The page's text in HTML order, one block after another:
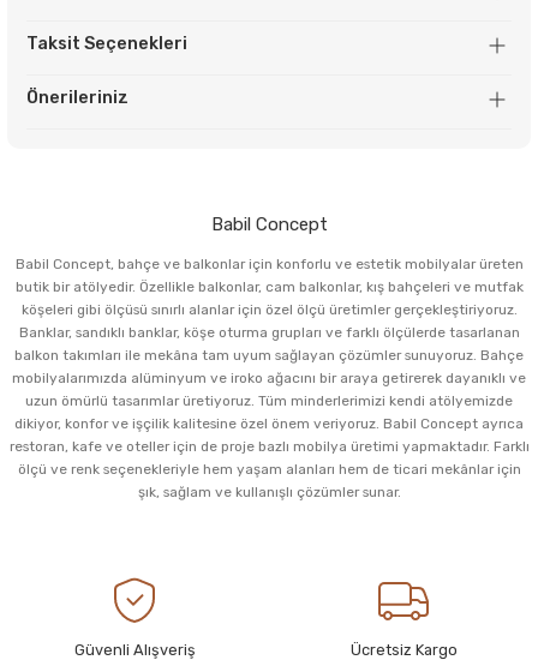
Taksit Seçenekleri
Önerileriniz
Babil Concept
Babil Concept, bahçe ve balkonlar için konforlu ve estetik mobilyalar üreten
butik bir atölyedir. Özellikle balkonlar, cam balkonlar, kış bahçeleri ve mutfak
köşeleri gibi ölçüsü sınırlı alanlar için özel ölçü üretimler gerçekleştiriyoruz.
Banklar, sandıklı banklar, köşe oturma grupları ve farklı ölçülerde tasarlanan
balkon takımları ile mekâna tam uyum sağlayan çözümler sunuyoruz. Bahçe
mobilyalarımızda alüminyum ve iroko ağacını bir araya getirerek dayanıklı ve
uzun ömürlü tasarımlar üretiyoruz. Tüm minderlerimizi kendi atölyemizde
dikiyor, konfor ve işçilik kalitesine özel önem veriyoruz. Babil Concept ayrıca
restoran, kafe ve oteller için de proje bazlı mobilya üretimi yapmaktadır. Farklı
ölçü ve renk seçenekleriyle hem yaşam alanları hem de ticari mekânlar için
şık, sağlam ve kullanışlı çözümler sunar.
Güvenli Alışveriş Ücretsiz Kargo